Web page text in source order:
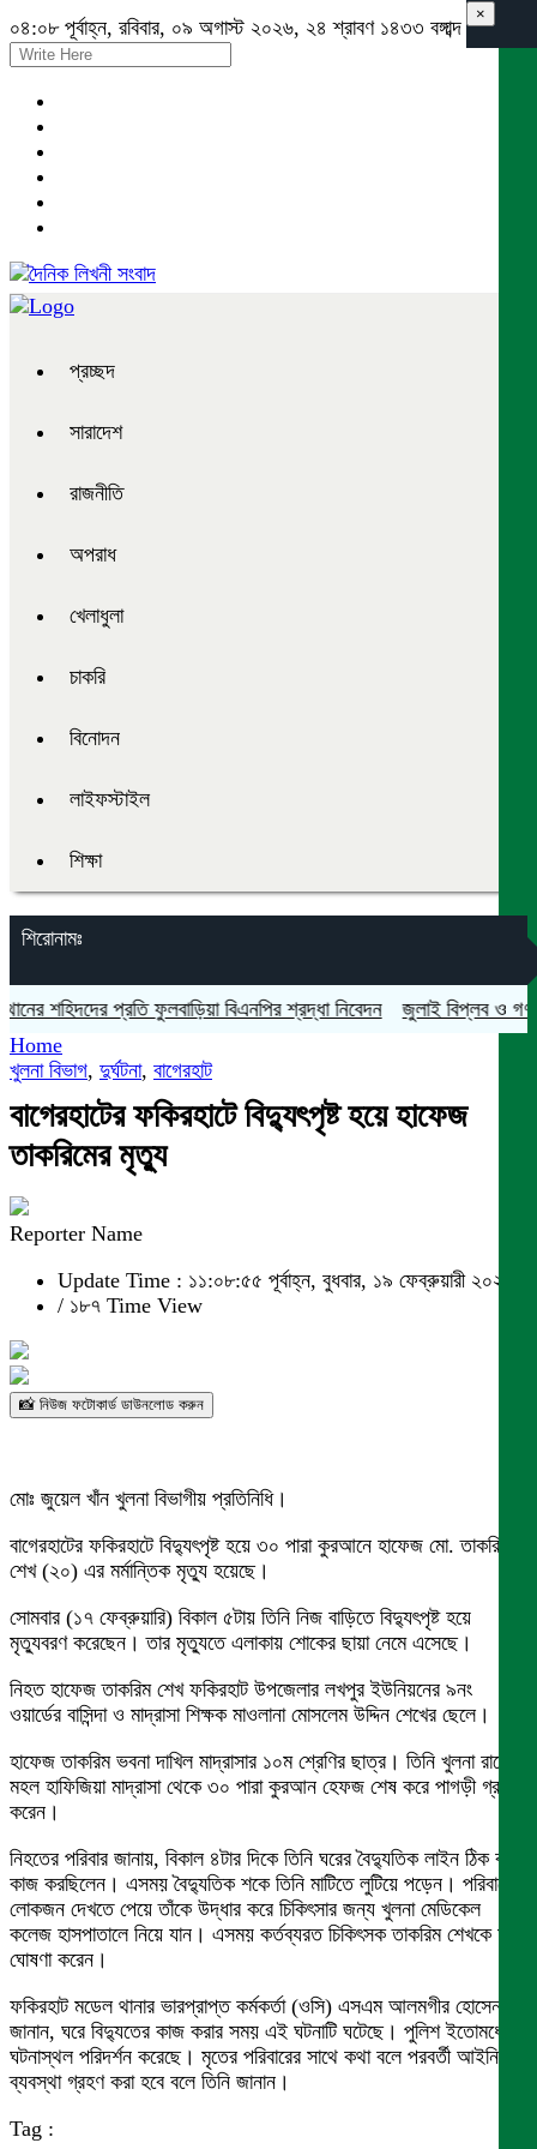
০৪:০৮ পূর্বাহ্ন, রবিবার, ০৯ অগাস্ট ২০২৬, ২৪ শ্রাবণ ১৪৩৩ বঙ্গাব্দ
প্রচ্ছদ
সারাদেশ
রাজনীতি
অপরাধ
খেলাধুলা
চাকরি
বিনোদন
লাইফস্টাইল
শিক্ষা
শিরোনামঃ
প্রতি ফুলবাড়িয়া বিএনপির শ্রদ্ধা নিবেদন জুলাই বিপ্লব ও
×
Home
খুলনা বিভাগ, দুর্ঘটনা, বাগেরহাট
বাগেরহাটের ফকিরহাটে বিদ্যুৎপৃষ্ট হয়ে হাফেজ
তাকরিমের মৃত্যু
Reporter Name
Update Time : ১১:০৮:৫৫ পূর্বাহ্ন, বুধবার, ১৯ ফেব্রুয়ারী ২০২৫
/ ১৮৭ Time View
📸 নিউজ ফটোকার্ড ডাউনলোড করুন
মোঃ জুয়েল খাঁন খুলনা বিভাগীয় প্রতিনিধি।
বাগেরহাটের ফকিরহাটে বিদ্যুৎপৃষ্ট হয়ে ৩০ পারা কুরআনে হাফেজ মো. তাকরিম
শেখ (২০) এর মর্মান্তিক মৃত্যু হয়েছে।
সোমবার (১৭ ফেব্রুয়ারি) বিকাল ৫টায় তিনি নিজ বাড়িতে বিদ্যুৎপৃষ্ট হয়ে
মৃত্যুবরণ করেছেন। তার মৃত্যুতে এলাকায় শোকের ছায়া নেমে এসেছে।
নিহত হাফেজ তাকরিম শেখ ফকিরহাট উপজেলার লখপুর ইউনিয়নের ৯নং
ওয়ার্ডের বাসিন্দা ও মাদ্রাসা শিক্ষক মাওলানা মোসলেম উদ্দিন শেখের ছেলে।
হাফেজ তাকরিম ভবনা দাখিল মাদ্রাসার ১০ম শ্রেণির ছাত্র। তিনি খুলনা রায়ের
মহল হাফিজিয়া মাদ্রাসা থেকে ৩০ পারা কুরআন হেফজ শেষ করে পাগড়ী গ্রহণ
করেন।
নিহতের পরিবার জানায়, বিকাল ৪টার দিকে তিনি ঘরের বৈদ্যুতিক লাইন ঠিক করার
কাজ করছিলেন। এসময় বৈদ্যুতিক শকে তিনি মাটিতে লুটিয়ে পড়েন। পরিবারের
লোকজন দেখতে পেয়ে তাঁকে উদ্ধার করে চিকিৎসার জন্য খুলনা মেডিকেল
কলেজ হাসপাতালে নিয়ে যান। এসময় কর্তব্যরত চিকিৎসক তাকরিম শেখকে মৃত
ঘোষণা করেন।
ফকিরহাট মডেল থানার ভারপ্রাপ্ত কর্মকর্তা (ওসি) এসএম আলমগীর হোসেন
জানান, ঘরে বিদ্যুতের কাজ করার সময় এই ঘটনাটি ঘটেছে। পুলিশ ইতোমধ্যে
ঘটনাস্থল পরিদর্শন করেছে। মৃতের পরিবারের সাথে কথা বলে পরবর্তী আইনি
ব্যবস্থা গ্রহণ করা হবে বলে তিনি জানান।
Tag :